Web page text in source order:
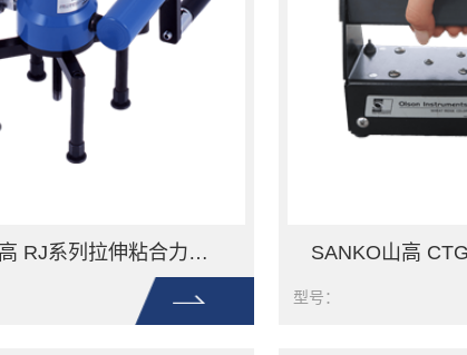
SANKO山高 RJ系列拉伸粘合力测试仪 RJ-1
型号：